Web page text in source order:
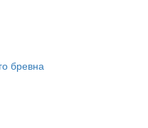
бревна